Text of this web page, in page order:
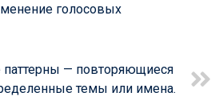
голосовых
паттерны — повторяющиеся
темы или имена.